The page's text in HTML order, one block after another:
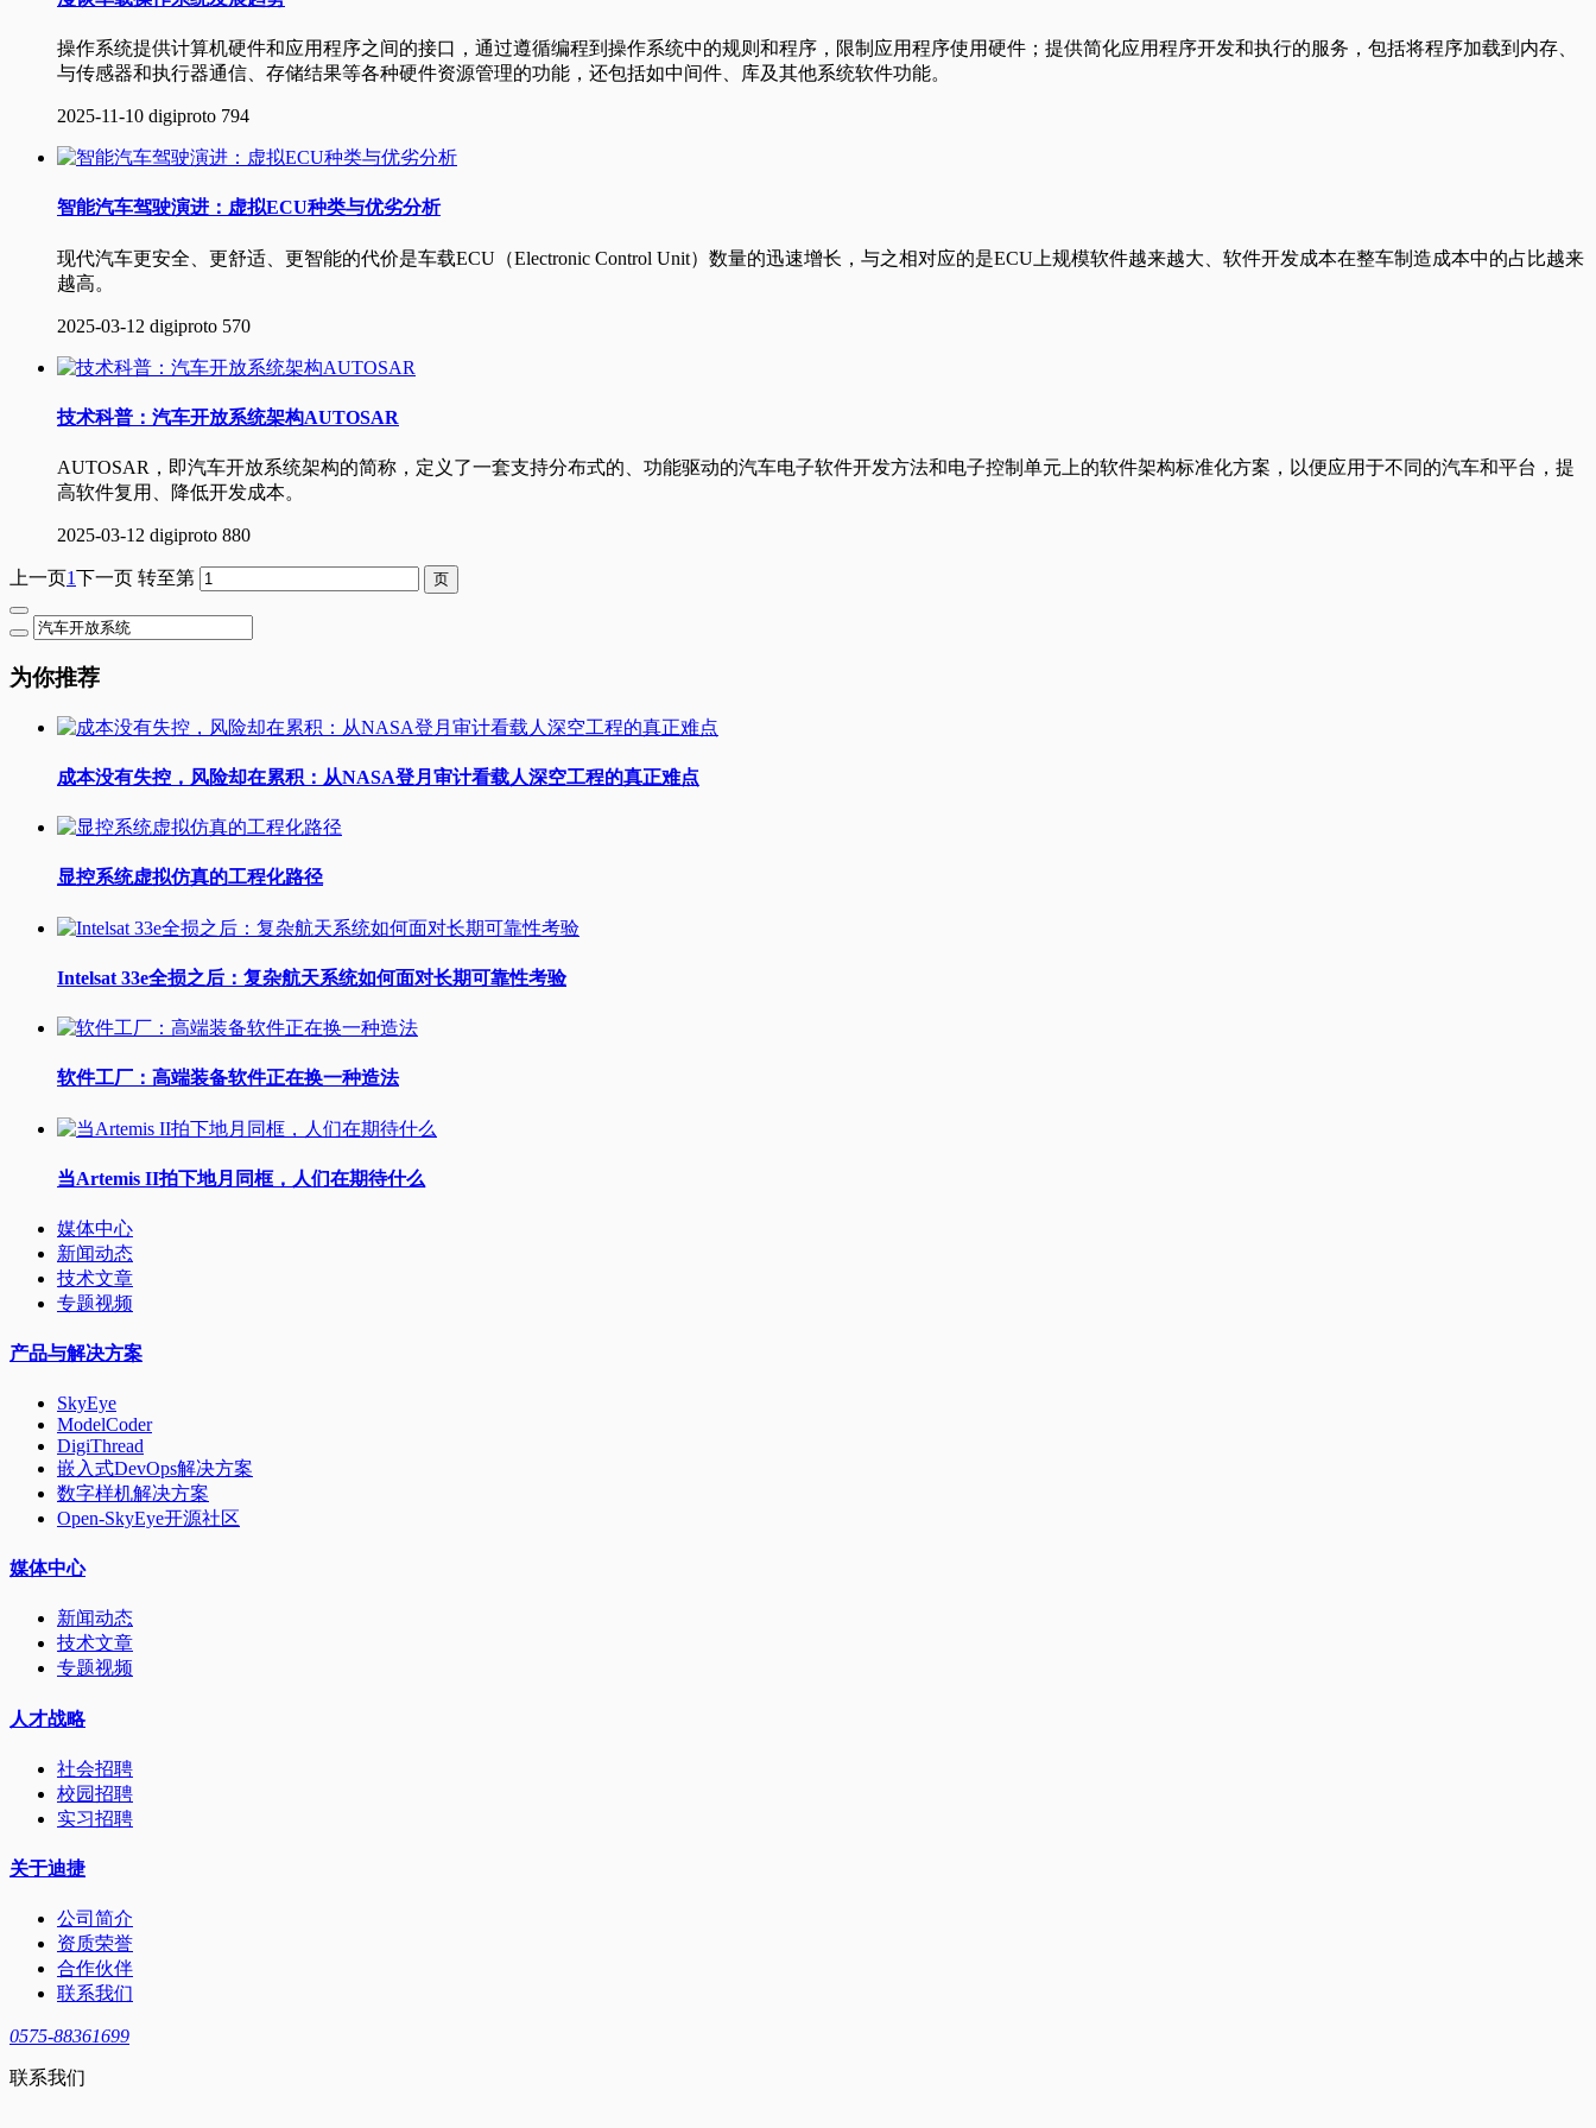
操作系统提供计算机硬件和应用程序之间的接口，通过遵循编程到操作系统中的规则和程序，限制应用程序使用硬件；提供简化应用程序开发和执行的服务，包括将程序加载到内存、
与传感器和执行器通信、存储结果等各种硬件资源管理的功能，还包括如中间件、库及其他系统软件功能。
2025-11-10 digiproto 794
智能汽车驾驶演进：虚拟ECU种类与优劣分析
现代汽车更安全、更舒适、更智能的代价是车载ECU（Electronic Control Unit）数量的迅速增长，与之相对应的是ECU上规模软件越来越大、软件开发成本在整车制造成本中的占比越来
越高。
2025-03-12 digiproto 570
技术科普：汽车开放系统架构AUTOSAR
AUTOSAR，即汽车开放系统架构的简称，定义了一套支持分布式的、功能驱动的汽车电子软件开发方法和电子控制单元上的软件架构标准化方案，以便应用于不同的汽车和平台，提
高软件复用、降低开发成本。
2025-03-12 digiproto 880
上一页1下一页 转至第
为你推荐
成本没有失控，风险却在累积：从NASA登月审计看载人深空工程的真正难点
显控系统虚拟仿真的工程化路径
Intelsat 33e全损之后：复杂航天系统如何面对长期可靠性考验
软件工厂：高端装备软件正在换一种造法
当Artemis II拍下地月同框，人们在期待什么
媒体中心
新闻动态
技术文章
专题视频
产品与解决方案
SkyEye
ModelCoder
DigiThread
嵌入式DevOps解决方案
数字样机解决方案
Open-SkyEye开源社区
媒体中心
新闻动态
技术文章
专题视频
人才战略
社会招聘
校园招聘
实习招聘
关于迪捷
公司简介
资质荣誉
合作伙伴
联系我们
0575-88361699
联系我们